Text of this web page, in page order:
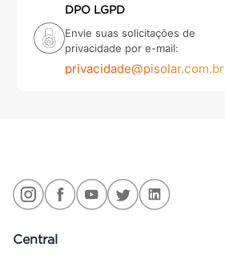
DPO LGPD
Envie suas solicitações de
privacidade por e-mail:
privacidade@pisolar.com.br
Central